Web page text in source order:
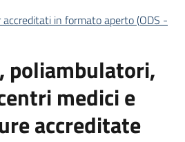
accreditati in formato aperto(ODS -
poliambulatori,
medici e
accreditate